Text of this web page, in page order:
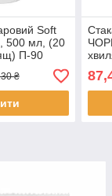
Soft
500 мл, (20
П-90
₴